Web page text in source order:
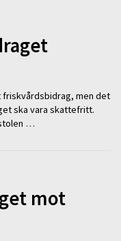
friskvårdsbidrag, men det
ska vara skattefritt.
…
mot